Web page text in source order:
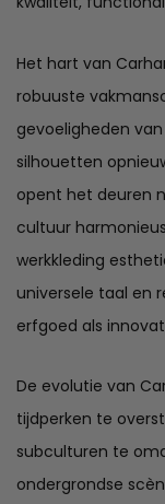
Het hart van
robuuste
gevoeligheden
silhouetten
opent het deuren
cultuur
werkkleding
universele taal en
erfgoed als
De evolutie van
tijdperken te
subculturen te
ondergrondse